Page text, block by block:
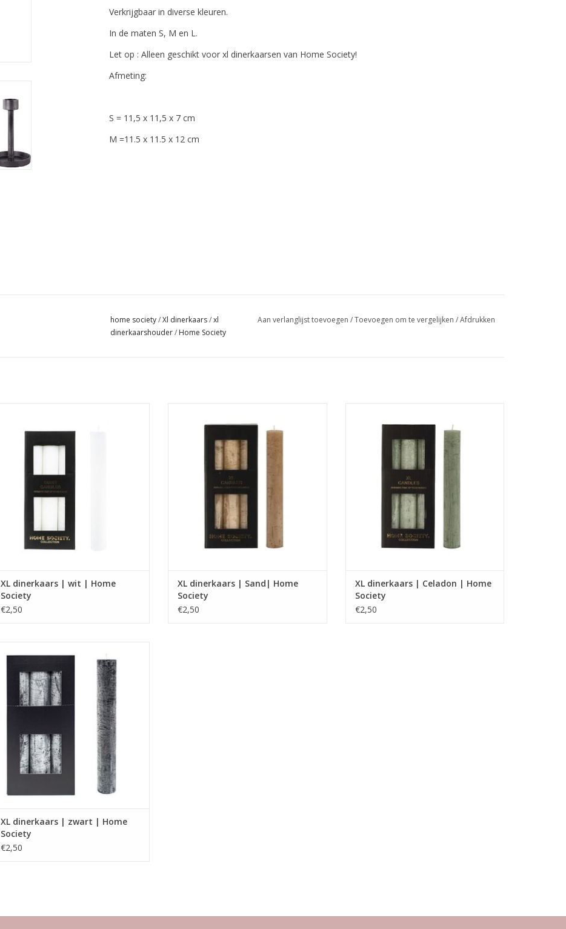
Verkrijgbaar in diverse kleuren.
In de maten S, M en L.
Let op : Alleen geschikt voor xl dinerkaarsen van Home Society!
Afmeting:
S = 11,5 x 11,5 x 7 cm
M =11.5 x 11.5 x 12 cm
home society/Xl dinerkaars/xl
dinerkaarshouder/ Home Society
Aan verlanglijst toevoegen /Toevoegen om te vergelijken /Afdrukken
Home Society
Afmeting : 3.2 x 3.2 x 24
XL dinerkaars | wit | Home
Society
€2,50
Alleen geschikt voor XL kandelaars van
Home Society
Afmeting : 3.2 x 3.2 x 24
TOEVOEGEN AAN WINKELWAGEN
XL dinerkaars | Sand| Home
Society
€2,50
Home Society
Afmeting : 3.2 x 3.2 x 24
TOEVOEGEN AAN WINKELWAGEN
XL dinerkaars | Celadon | Home
Society
€2,50
Alleen geschikt voor XL kandelaars van
Home Society
Afmeting : 3.2 x 3.2 x 24
XL dinerkaars | zwart | Home
Society
€2,50